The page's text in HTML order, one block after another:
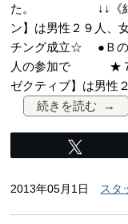
た。 ↓↓《結果
ン】は男性２９人
チング成立☆ ●Ｂの
人の参加で ★７
ゼクティブ】は男性
続きを読む
2013年05月1日 スタ